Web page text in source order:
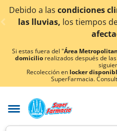
< div class="carousel-inner">
climáticas
los tiempos de entrega
Si estas fuera del "Área
domicilio realizados después de las
Recolección en locker
SuperFarmacia.